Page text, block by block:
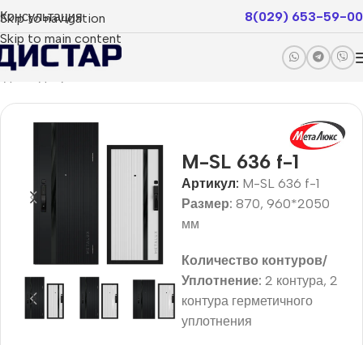
Skip to navigation
Skip to main content
Консультация 8(029) 653-59-00
двери
M-SL 636 f-1
Артикул: M-SL 636 f-1
Размер: 870, 960*2050
мм
Количество контуров/
Уплотнение: 2 контура, 2
контура герметичного
уплотнения